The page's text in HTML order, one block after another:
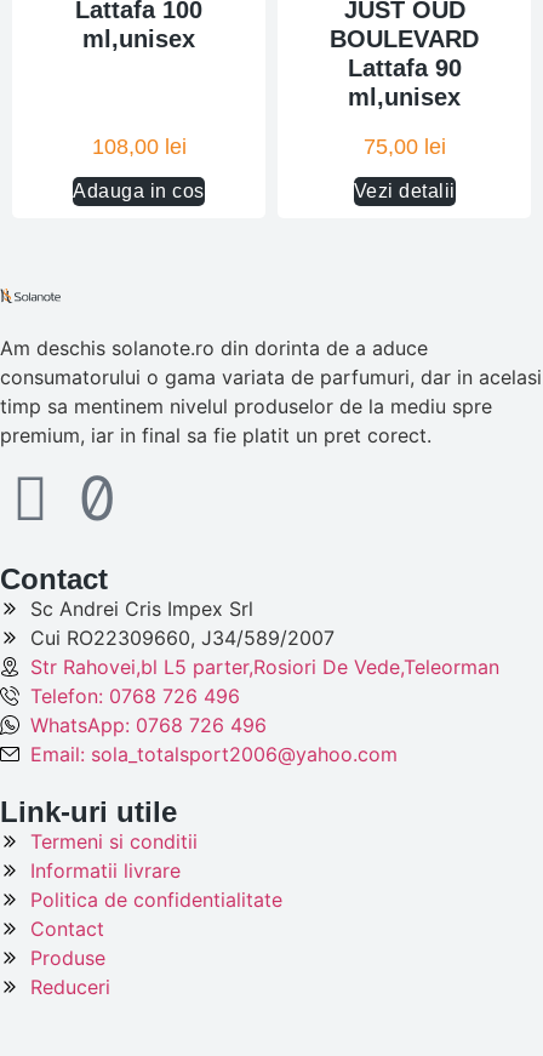
Lattafa 100
ml,unisex
108,00 lei
Adauga in cos
JUST OUD
BOULEVARD
Lattafa 90
ml,unisex
75,00 lei
Vezi detalii
Am deschis solanote.ro din dorinta de a aduce
consumatorului o gama variata de parfumuri, dar in acelasi
timp sa mentinem nivelul produselor de la mediu spre
premium, iar in final sa fie platit un pret corect.
Contact
Sc Andrei Cris Impex Srl
Cui RO22309660, J34/589/2007
Str Rahovei,bl L5 parter,Rosiori De Vede,Teleorman
Telefon: 0768 726 496
WhatsApp: 0768 726 496
Email: sola_totalsport2006@yahoo.com
Link-uri utile
Termeni si conditii
Informatii livrare
Politica de confidentialitate
Contact
Produse
Reduceri